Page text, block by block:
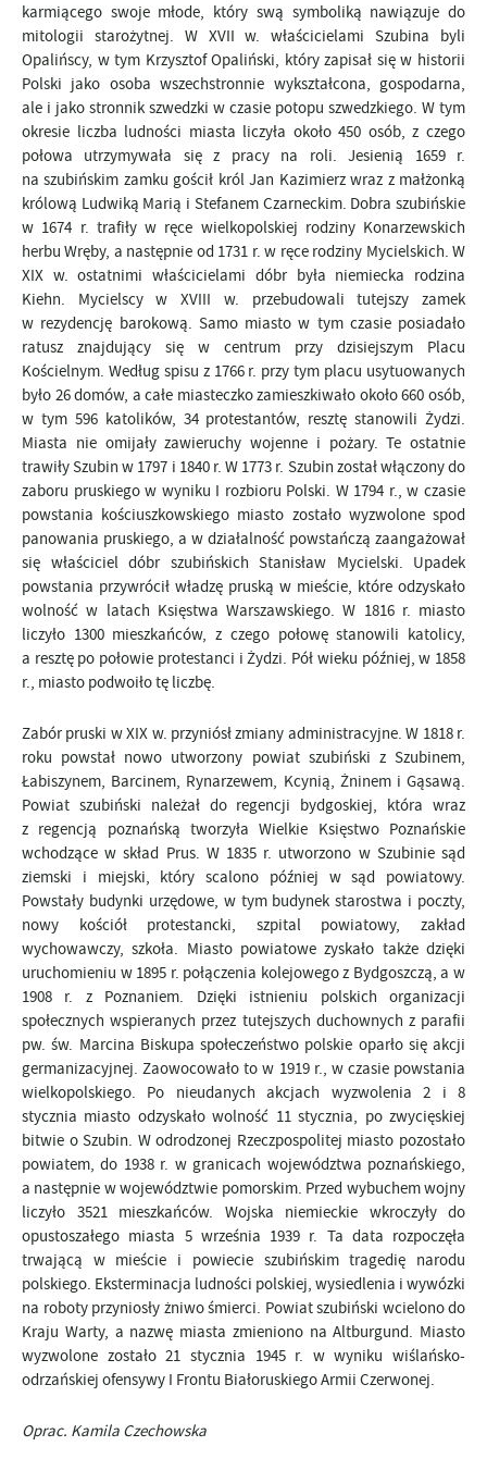
karmiącego swoje młode, który swą symboliką nawiązuje do
mitologii starożytnej. W XVII w. właścicielami Szubina byli
Opalińscy, w tym Krzysztof Opaliński, który zapisał się w historii
Polski jako osoba wszechstronnie wykształcona, gospodarna,
ale i jako stronnik szwedzki w czasie potopu szwedzkiego. W tym
okresie liczba ludności miasta liczyła około 450 osób, z czego
połowa utrzymywała się z pracy na roli. Jesienią 1659 r.
na szubińskim zamku gościł król Jan Kazimierz wraz z małżonką
królową Ludwiką Marią i Stefanem Czarneckim. Dobra szubińskie
w 1674 r. trafiły w ręce wielkopolskiej rodziny Konarzewskich
herbu Wręby, a następnie od 1731 r. w ręce rodziny Mycielskich. W
XIX w. ostatnimi właścicielami dóbr była niemiecka rodzina
Kiehn. Mycielscy w XVIII w. przebudowali tutejszy zamek
w rezydencję barokową. Samo miasto w tym czasie posiadało
ratusz znajdujący się w centrum przy dzisiejszym Placu
Kościelnym. Według spisu z 1766 r. przy tym placu usytuowanych
było 26 domów, a całe miasteczko zamieszkiwało około 660 osób,
w tym 596 katolików, 34 protestantów, resztę stanowili Żydzi.
Miasta nie omijały zawieruchy wojenne i pożary. Te ostatnie
trawiły Szubin w 1797 i 1840 r. W 1773 r. Szubin został włączony do
zaboru pruskiego w wyniku I rozbioru Polski. W 1794 r., w czasie
powstania kościuszkowskiego miasto zostało wyzwolone spod
panowania pruskiego, a w działalność powstańczą zaangażował
się właściciel dóbr szubińskich Stanisław Mycielski. Upadek
powstania przywrócił władzę pruską w mieście, które odzyskało
wolność w latach Księstwa Warszawskiego. W 1816 r. miasto
liczyło 1300 mieszkańców, z czego połowę stanowili katolicy,
a resztę po połowie protestanci i Żydzi. Pół wieku później, w 1858
r., miasto podwoiło tę liczbę.
Zabór pruski w XIX w. przyniósł zmiany administracyjne. W 1818 r.
roku powstał nowo utworzony powiat szubiński z Szubinem,
Łabiszynem, Barcinem, Rynarzewem, Kcynią, Żninem i Gąsawą.
Powiat szubiński należał do regencji bydgoskiej, która wraz
z regencją poznańską tworzyła Wielkie Księstwo Poznańskie
wchodzące w skład Prus. W 1835 r. utworzono w Szubinie sąd
ziemski i miejski, który scalono później w sąd powiatowy.
Powstały budynki urzędowe, w tym budynek starostwa i poczty,
nowy kościół protestancki, szpital powiatowy, zakład
wychowawczy, szkoła. Miasto powiatowe zyskało także dzięki
uruchomieniu w 1895 r. połączenia kolejowego z Bydgoszczą, a w
1908 r. z Poznaniem. Dzięki istnieniu polskich organizacji
społecznych wspieranych przez tutejszych duchownych z parafii
pw. św. Marcina Biskupa społeczeństwo polskie oparło się akcji
germanizacyjnej. Zaowocowało to w 1919 r., w czasie powstania
wielkopolskiego. Po nieudanych akcjach wyzwolenia 2 i 8
stycznia miasto odzyskało wolność 11 stycznia, po zwycięskiej
bitwie o Szubin. W odrodzonej Rzeczpospolitej miasto pozostało
powiatem, do 1938 r. w granicach województwa poznańskiego,
a następnie w województwie pomorskim. Przed wybuchem wojny
liczyło 3521 mieszkańców. Wojska niemieckie wkroczyły do
opustoszałego miasta 5 września 1939 r. Ta data rozpoczęła
trwającą w mieście i powiecie szubińskim tragedię narodu
polskiego. Eksterminacja ludności polskiej, wysiedlenia i wywózki
na roboty przyniosły żniwo śmierci. Powiat szubiński wcielono do
Kraju Warty, a nazwę miasta zmieniono na Altburgund. Miasto
wyzwolone zostało 21 stycznia 1945 r. w wyniku wiślańsko-
odrzańskiej ofensywy I Frontu Białoruskiego Armii Czerwonej.
Oprac. Kamila Czechowska